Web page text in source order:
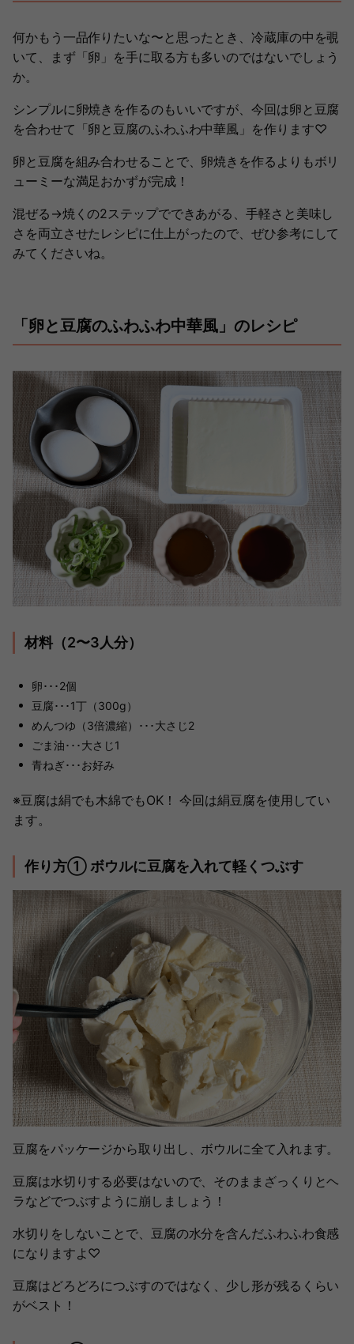
何かもう一品作りたいな〜と思ったとき、冷蔵庫の中を覗
いて、まず「卵」を手に取る方も多いのではないでしょう
か。
シンプルに卵焼きを作るのもいいですが、今回は卵と豆腐
を合わせて「卵と豆腐のふわふわ中華風」を作ります♡
卵と豆腐を組み合わせることで、卵焼きを作るよりもボリ
ューミーな満足おかずが完成！
混ぜる→焼くの2ステップでできあがる、手軽さと美味し
さを両立させたレシピに仕上がったので、ぜひ参考にして
みてくださいね。
「卵と豆腐のふわふわ中華風」のレシピ
材料（2〜3人分）
卵･･･2個
豆腐･･･1丁（300g）
めんつゆ（3倍濃縮）･･･大さじ2
ごま油･･･大さじ1
青ねぎ･･･お好み
※豆腐は絹でも木綿でもOK！ 今回は絹豆腐を使用してい
ます。
作り方① ボウルに豆腐を入れて軽くつぶす
豆腐をパッケージから取り出し、ボウルに全て入れます。
豆腐は水切りする必要はないので、そのままざっくりとヘ
ラなどでつぶすように崩しましょう！
水切りをしないことで、豆腐の水分を含んだふわふわ食感
になりますよ♡
豆腐はどろどろにつぶすのではなく、少し形が残るくらい
がベスト！